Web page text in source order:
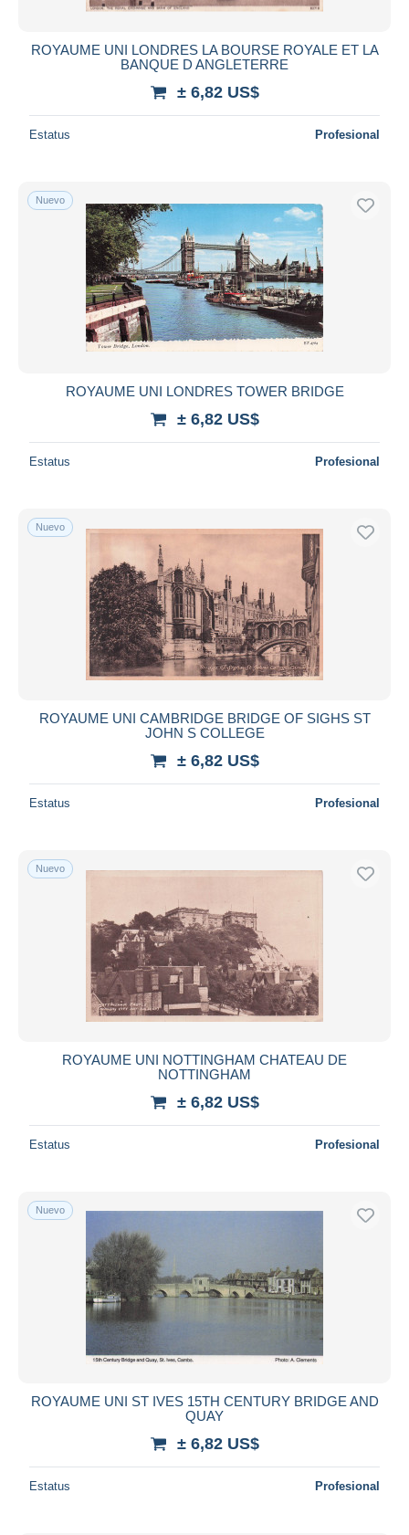
ROYAUME UNI LONDRES LA BOURSE ROYALE ET LA
BANQUE D ANGLETERRE
± 6,82 US$
Estatus Profesional
Nuevo
ROYAUME UNI LONDRES TOWER BRIDGE
± 6,82 US$
Estatus Profesional
Nuevo
ROYAUME UNI CAMBRIDGE BRIDGE OF SIGHS ST
JOHN S COLLEGE
± 6,82 US$
Estatus Profesional
Nuevo
ROYAUME UNI NOTTINGHAM CHATEAU DE
NOTTINGHAM
± 6,82 US$
Estatus Profesional
Nuevo
ROYAUME UNI ST IVES 15TH CENTURY BRIDGE AND
QUAY
± 6,82 US$
Estatus Profesional